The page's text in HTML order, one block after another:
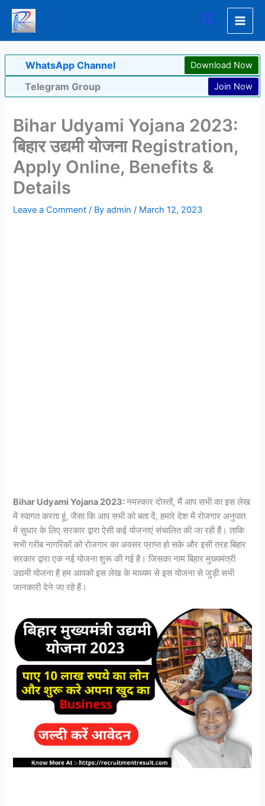
Skip
content
Search
WhatsApp Channel Download Now
Telegram Group Join Now
Bihar Udyami Yojana 2023:
बिहार उद्यमी योजना Registration,
Apply Online, Benefits &
Details
Leave a Comment / Byadmin/ March 12, 2023
Bihar Udyami Yojana 2023:नमस्कार दोस्तों, मैं आप सभी का इस लेख
में स्वागत करता हूं, जैसा कि आप सभी को बता दें, हमारे देश में रोजगार अनुपात
में सुधार के लिए सरकार द्वारा ऐसी कई योजनाएं संचालित की जा रही हैं। ताकि
सभी गरीब नागरिकों को रोजगार का अवसर प्राप्त हो सके और इसी तरह बिहार
सरकार द्वारा एक नई योजना शुरू की गई है। जिसका नाम बिहार मुख्यमंत्री
उद्यमी योजना है हम आपको इस लेख के माध्यम से इस योजना से जुड़ी सभी
जानकारी देने जा रहे हैं।